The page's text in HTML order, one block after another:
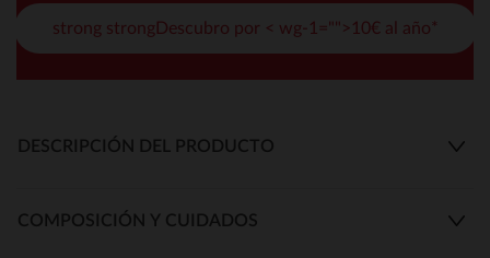
strong strongDescubro por < wg-1="">10€ al año*
DESCRIPCIÓN DEL PRODUCTO
COMPOSICIÓN Y CUIDADOS